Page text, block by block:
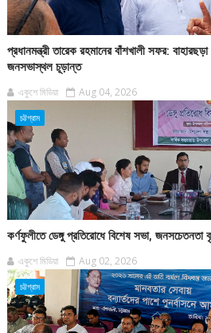
প্রধানমন্ত্রী তারেক রহমানের বাঁশখালী সফর:
জনসভাস্থল চূড়ান্ত
একুশে মিডিয়া Aug 04, 2026
চট্টগ্রাম
কর্ণফুলীতে ডেঙ্গু প্রতিরোধে বিশেষ সভা,
একুশে মিডিয়া Aug 02, 2026
চট্টগ্রাম